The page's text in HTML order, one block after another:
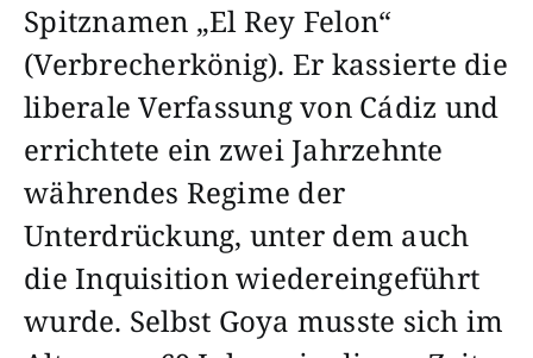
Spitznamen „El Rey Felon“
(Verbrecherkönig). Er kassierte die
liberale Verfassung von Cádiz und
errichtete ein zwei Jahrzehnte
währendes Regime der
Unterdrückung, unter dem auch
die Inquisition wiedereingeführt
wurde. Selbst Goya musste sich im